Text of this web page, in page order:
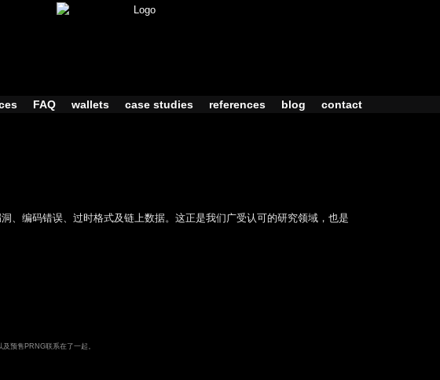
FAQ wallets case studies references blog contact
编码错误、过时格式及链上数据。这正是我们广受认可的研究领域，也是
预售PRNG联系在了一起。